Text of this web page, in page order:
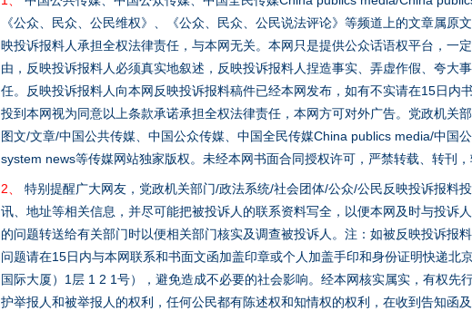
《公众、民众、公民维权》、《公众、民众、公民说法评论》等频道上的文章属原
映投诉报料人承担全权法律责任，与本网无关。本网只是提供公众话语权平台，一
由，反映投诉报料人必须真实地叙述，反映投诉报料人捏造事实、弄虚作假、夸大
任。反映投诉报料人向本网反映投诉报料稿件已经本网发布，如有不实请在15日内
投到本网视为同意以上条款承诺承担全权法律责任，本网方可对外广告。党政机关
图文/文章/中国公共传媒、中国公众传媒、中国全民传媒China publics media/中国
system news等传媒网站独家版权。未经本网书面合同授权许可，严禁转载、转刊，
2、
特别提醒广大网友，党政机关部门/政法系统/社会团体/公众/公民反映投诉报料
讯、地址等相关信息，并尽可能把被投诉人的联系资料写全，以便本网及时与投诉
的问题转送给有关部门时以便相关部门核实及调查被投诉人。注：如被反映投诉报
问题请在15日内与本网联系和书面文函加盖印章或个人加盖手印和身份证明快递北
国际大厦）1层 1 2 1号），避免造成不必要的社会影响。经本网核实属实，有权先
护举报人和被举报人的权利，任何公民都有陈述权和知情权的权利，在收到告知函
“刷贴”乱象丛生
生物安全法正式实施